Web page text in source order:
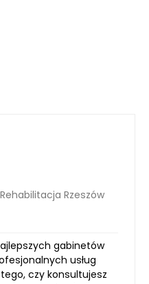
Rzeszów
gabinetów
usług
czy konsultujesz